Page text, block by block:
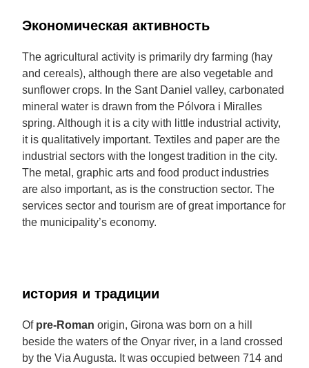
Экономическая активность
The agricultural activity is primarily dry farming (hay
and cereals), although there are also vegetable and
sunflower crops. In the Sant Daniel valley, carbonated
mineral water is drawn from the Pólvora i Miralles
spring. Although it is a city with little industrial activity,
it is qualitatively important. Textiles and paper are the
industrial sectors with the longest tradition in the city.
The metal, graphic arts and food product industries
are also important, as is the construction sector. The
services sector and tourism are of great importance for
the municipality’s economy.
история и традиции
Of pre-Roman origin, Girona was born on a hill
beside the waters of the Onyar river, in a land crossed
by the Via Augusta. It was occupied between 714 and